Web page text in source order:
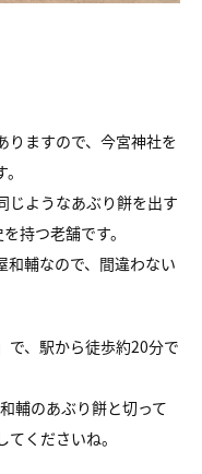
りますので、今宮神社を
じようなあぶり餅を出す
持つ老舗です。
和輔なので、間違わない
で、駅から徒歩約20分で
輔のあぶり餅と切って
くださいね。